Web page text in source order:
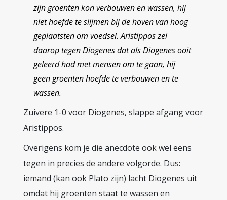
zijn groenten kon verbouwen en wassen, hij
niet hoefde te slijmen bij de hoven van hoog
geplaatsten om voedsel. Aristippos zei
daarop tegen Diogenes dat als Diogenes ooit
geleerd had met mensen om te gaan, hij
geen groenten hoefde te verbouwen en te
wassen.
Zuivere 1-0 voor Diogenes, slappe afgang voor
Aristippos.
Overigens kom je die anecdote ook wel eens
tegen in precies de andere volgorde. Dus:
iemand (kan ook Plato zijn) lacht Diogenes uit
omdat hij groenten staat te wassen en